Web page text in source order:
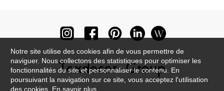
Notre site utilise des cookies afin de vous permettre de
naviguer. Nous collectons des statistiques pour optimiser les
fonctionnalités du site et personnaliser le contenu. En
poursuivant la navigation sur ce site, vous acceptez l'utilisation
des cookies. En savoir plus